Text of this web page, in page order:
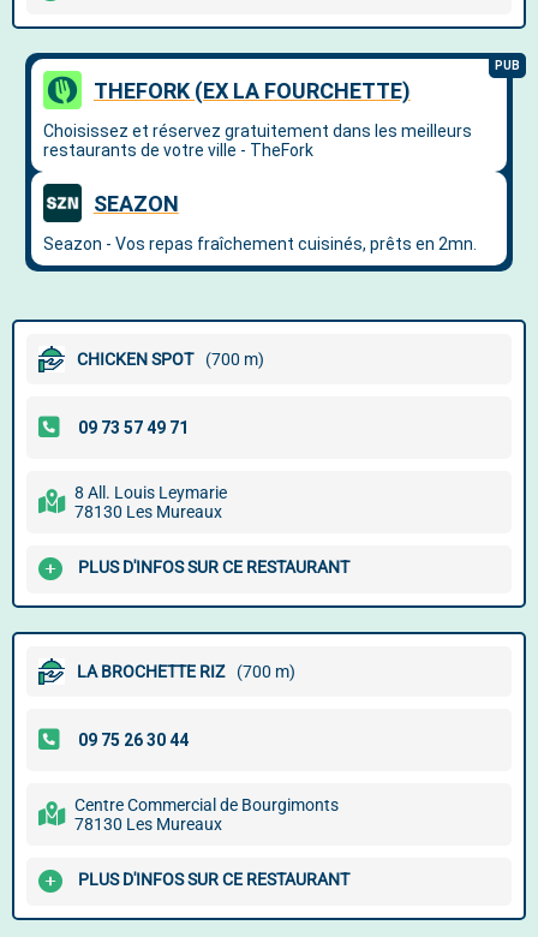
CHICKEN SPOT (700 m)
8 All. Louis Leymarie
78130 Les Mureaux
PLUS D'INFOS SUR CE RESTAURANT
LA BROCHETTE RIZ (700 m)
Centre Commercial de Bourgimonts
78130 Les Mureaux
PLUS D'INFOS SUR CE RESTAURANT